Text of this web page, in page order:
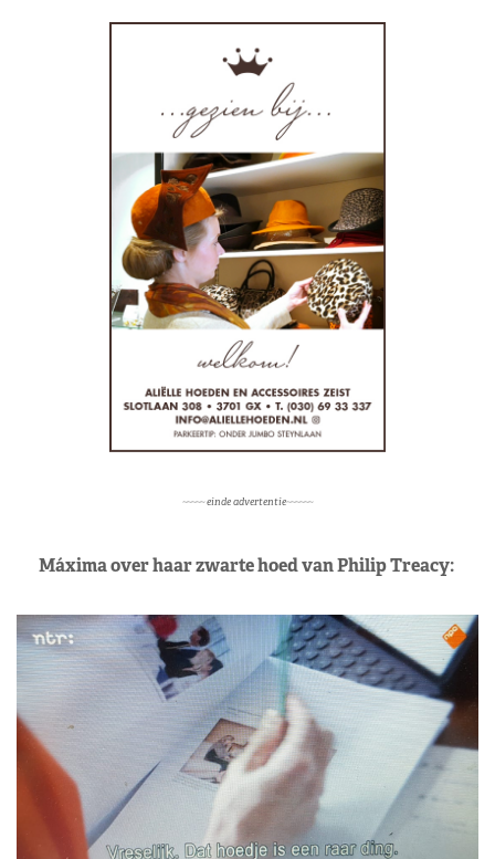
~~~~~ einde advertentie~~~~~~
Máxima over haar zwarte hoed van Philip Treacy: